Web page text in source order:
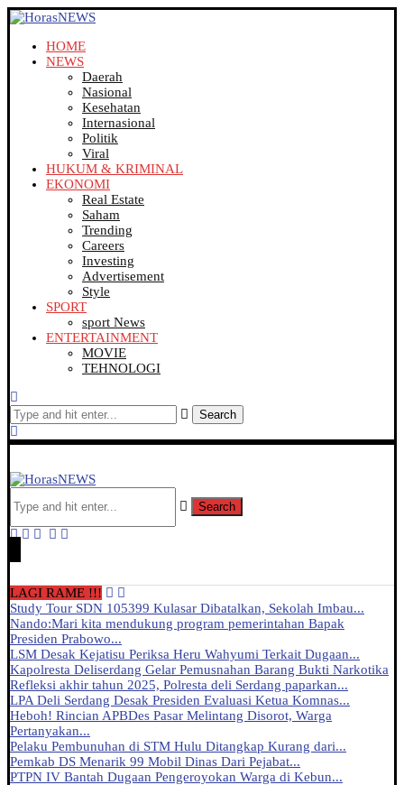
HOME
NEWS
Daerah
Nasional
Kesehatan
Internasional
Politik
Viral
HUKUM & KRIMINAL
EKONOMI
Real Estate
Saham
Trending
Careers
Investing
Advertisement
Style
SPORT
sport News
ENTERTAINMENT
MOVIE
TEHNOLOGI
Search
Search
LAGI RAME !!!
Study Tour SDN 105399 Kulasar Dibatalkan, Sekolah Imbau...
Nando:Mari kita mendukung program pemerintahan Bapak
Presiden Prabowo...
LSM Desak Kejatisu Periksa Heru Wahyumi Terkait Dugaan...
Kapolresta Deliserdang Gelar Pemusnahan Barang Bukti Narkotika
Refleksi akhir tahun 2025, Polresta deli Serdang paparkan...
LPA Deli Serdang Desak Presiden Evaluasi Ketua Komnas...
Heboh! Rincian APBDes Pasar Melintang Disorot, Warga
Pertanyakan...
Pelaku Pembunuhan di STM Hulu Ditangkap Kurang dari...
Pemkab DS Menarik 99 Mobil Dinas Dari Pejabat...
PTPN IV Bantah Dugaan Pengeroyokan Warga di Kebun...